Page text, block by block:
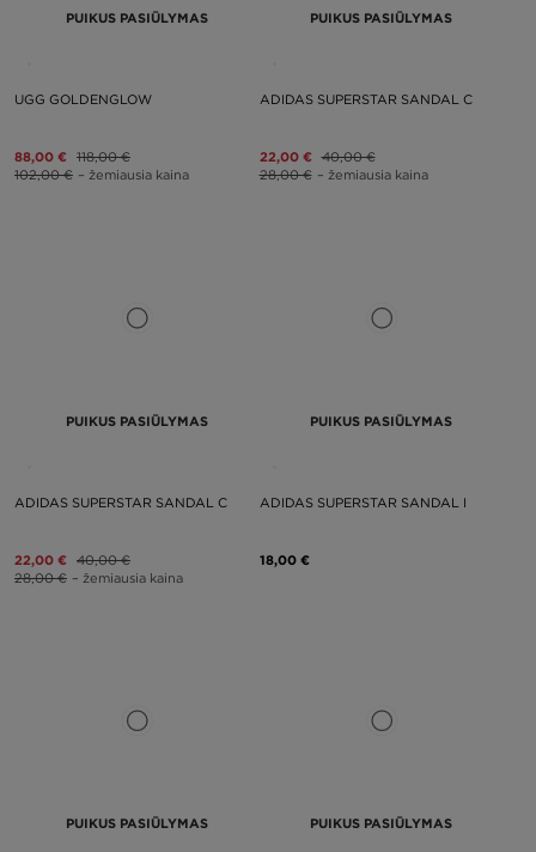
PUIKUS PASIŪLYMAS
UGG GOLDENGLOW
88,00 € 118,00 €
102,00 € – žemiausia kaina
PUIKUS PASIŪLYMAS
ADIDAS SUPERSTAR SANDAL C
22,00 € 40,00 €
28,00 € – žemiausia kaina
PUIKUS PASIŪLYMAS
ADIDAS SUPERSTAR SANDAL C
22,00 € 40,00 €
28,00 € – žemiausia kaina
PUIKUS PASIŪLYMAS
ADIDAS SUPERSTAR SANDAL I
18,00 €
PUIKUS PASIŪLYMAS PUIKUS PASIŪLYMAS